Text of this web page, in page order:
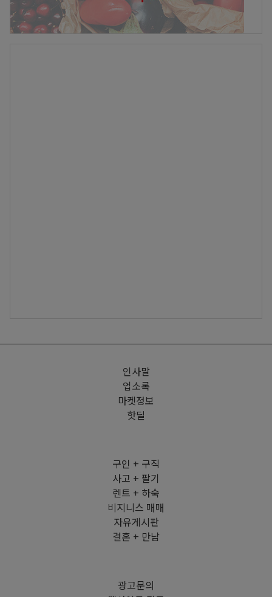
인사말
업소록
마켓정보
핫딜
구인 + 구직
사고 + 팔기
렌트 + 하숙
비지니스 매매
자유게시판
결혼 + 만남
광고문의